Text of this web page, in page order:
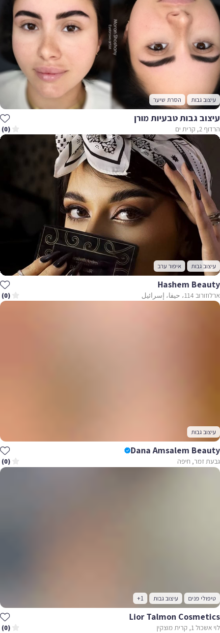
עיצוב גבות הסרת שיער
עיצוב גבות טבעיות מורן
הרדוף 2, קרית ים (0)
עיצוב גבות איפור ערב
Hashem Beauty
ארלוזורוב 114، حيفا، إسرائيل (0)
עיצוב גבות
Dana Amsalem Beauty
גבעת זמר, חיפה (0)
טיפולי פנים עיצוב גבות +1
Lior Talmon Cosmetics
לוי אשכול 1, קרית מוצקין (0)